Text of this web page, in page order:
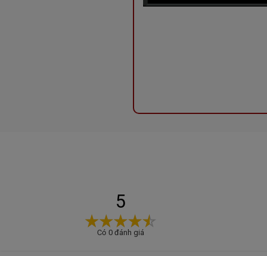
Khóa an toàn trẻ em Child Lock
chí sự hài lòng của khách hàng là hàng đầu.
tự hào là nhà phân phối thiết bị bếp nhập
Để được tư vấn và mua hàng, quý khách hàng có thể
hoặc truy cập website: bep68.vn để được tư vấn miễn
5
Có 0 đánh giá